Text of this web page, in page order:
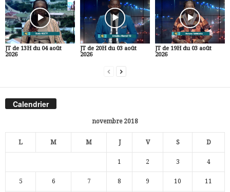
JT de 13H du 04 août
2026
JT de 20H du 03 août
2026
JT de 19H du 03 août
2026
Calendrier
novembre 2018
L M M J V S D
1 2 3 4
5 6 7 8 9 10 11